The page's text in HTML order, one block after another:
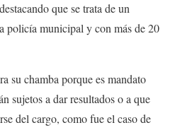
que se trata de un
policía municipal y con más de 20
su chamba porque es mandato
sujetos a dar resultados o a que
del cargo, como fue el caso de